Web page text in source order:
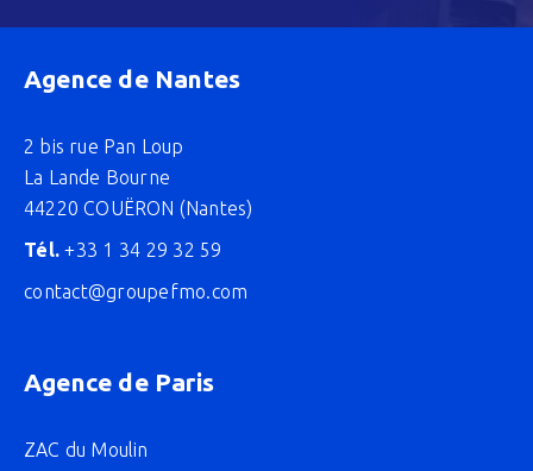
Agence de Nantes
2 bis rue Pan Loup
La Lande Bourne
44220 COUËRON (Nantes)
Tél. +33 1 34 29 32 59
contact@groupefmo.com
Agence de Paris
ZAC du Moulin